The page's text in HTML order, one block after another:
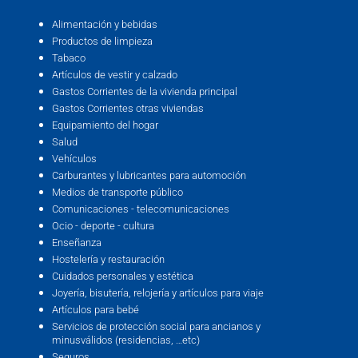
Alimentación y bebidas
Productos de limpieza
Tabaco
Artículos de vestir y calzado
Gastos Corrientes de la vivienda principal
Gastos Corrientes otras viviendas
Equipamiento del hogar
Salud
Vehículos
Carburantes y lubricantes para automoción
Medios de transporte público
Comunicaciones - telecomunicaciones
Ocio - deporte - cultura
Enseñanza
Hostelería y restauración
Cuidados personales y estética
Joyería, bisutería, relojería y artículos para viaje
Artículos para bebé
Servicios de protección social para ancianos y
minusválidos (residencias, …etc)